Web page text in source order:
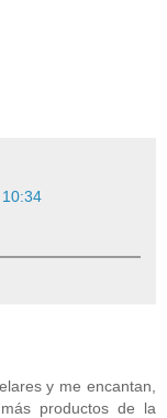
y me encantan,
productos de la